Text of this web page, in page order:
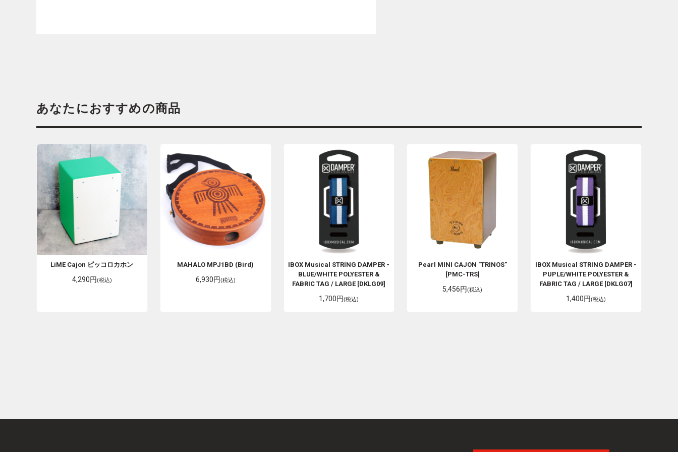
あなたにおすすめの商品
LiME Cajon ピッコロカホン
4,290円(税込)
MAHALO MPJ1BD (Bird)
6,930円(税込)
IBOX Musical STRING DAMPER -
BLUE/WHITE POLYESTER &
FABRIC TAG / LARGE [DKLG09]
1,700円(税込)
Pearl MINI CAJON "TRINOS"
[PMC-TRS]
5,456円(税込)
IBOX Musical STRING DAMPER -
PUPLE/WHITE POLYESTER &
FABRIC TAG / LARGE [DKLG07]
1,400円(税込)